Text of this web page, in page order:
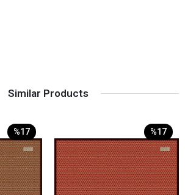
Similar Products
%17 %17